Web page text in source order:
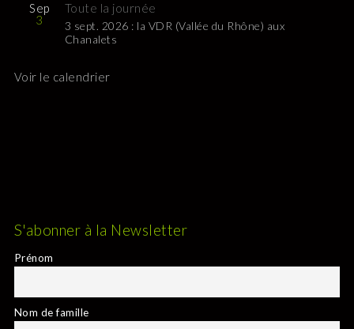
Sep
3
Toute la journée
3 sept. 2026 : la VDR (Vallée du Rhône) aux
Chanalets
Voir le calendrier
S'abonner à la Newsletter
Prénom
Nom de famille